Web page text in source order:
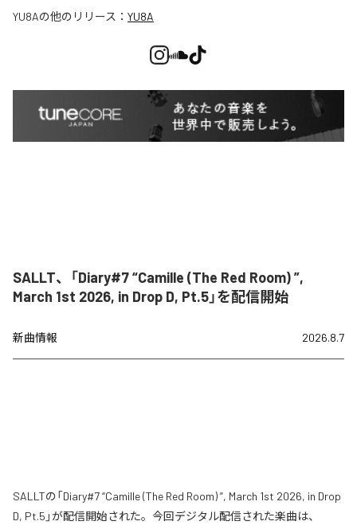
YU8Aの他のリリース： YU8A
SALLT、「Diary#7 “Camille (The Red Room) ”,
March 1st 2026, in Drop D, Pt.5」を配信開始
新曲情報 2026.8.7
SALLTの「Diary#7 “Camille (The Red Room) ”, March 1st 2026, in Drop
D, Pt.5」が配信開始された。今回デジタル配信された楽曲は、